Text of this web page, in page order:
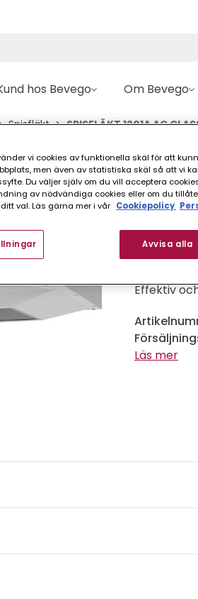
hos Bevego Om Bevego
Spisfläkt SPISFLÄKT 1201A AC
Franke
FINNS I
Effektiv
Läs mer
vi cookies av funktionella skäl för att
men även av statistiska skäl så att vi
Du väljer själv om du vill acceptera
av nödvändiga cookies eller om du
val. Läs gärna mer i vår Cookiepolicy
Avvisa alla